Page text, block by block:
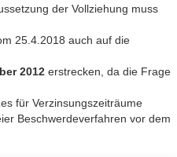
der Vollziehung muss
25.4.2018 auch auf die
2012 erstrecken, da die Frage
für Verzinsungszeiträume
Beschwerdeverfahren vor dem